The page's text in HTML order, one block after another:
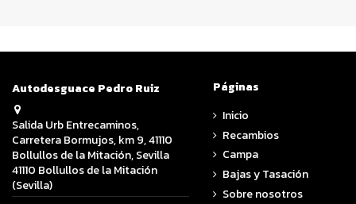
Autodesguace Pedro Ruiz
Salida Urb Entrecaminos,
Carretera Bormujos, km 9, 41110
Bollullos de la Mitación, Sevilla
41110 Bollullos de la Mitación
(Sevilla)
Páginas
Inicio
Recambios
Campa
Bajas y Tasación
Sobre nosotros